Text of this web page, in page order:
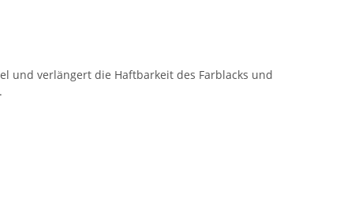
und verlängert die Haftbarkeit des Farblacks und